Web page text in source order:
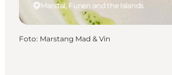
Marstal, Funen and the Islands
Foto: Marstang Mad & Vin